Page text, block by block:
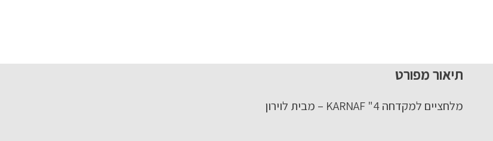
תיאור מפורט
מלחציים למקדחה 4" KARNAF – מבית לוירון